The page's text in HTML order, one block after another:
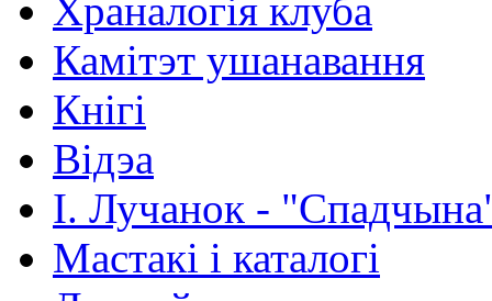
Храналогія клуба
Камітэт ушанавання
Кнігі
Відэа
І. Лучанок -
Мастакі i каталогi